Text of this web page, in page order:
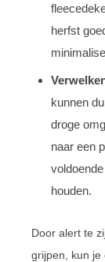
herfst
kunnen
droge
naar een
houden.
Door alert te
grijpen, kun je